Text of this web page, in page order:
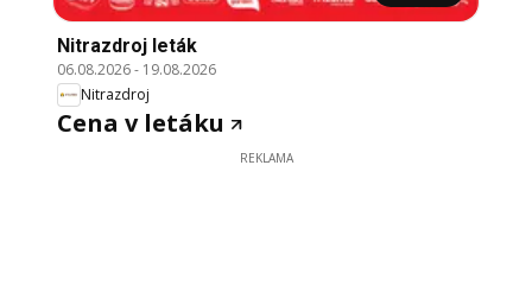
Nitrazdroj leták
06.08.2026- 19.08.2026
Nitrazdroj
Cena v letáku
REKLAMA